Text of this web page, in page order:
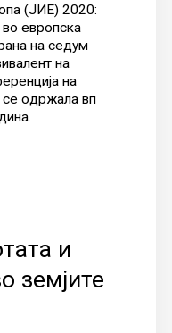
(ЈИЕ) 2020:
европска
на седум
на
на
се oдржала вп
и
земјите